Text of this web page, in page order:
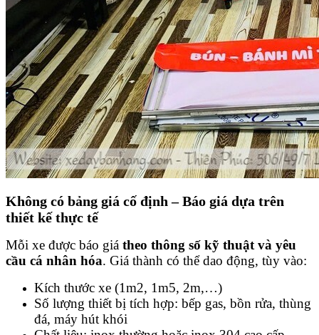
Không có bảng giá cố định – Báo giá dựa trên
thiết kế thực tế
Mỗi xe được báo giá theo thông số kỹ thuật và yêu
cầu cá nhân hóa. Giá thành có thể dao động, tùy vào:
Kích thước xe (1m2, 1m5, 2m,…)
Số lượng thiết bị tích hợp: bếp gas, bồn rửa, thùng
đá, máy hút khói